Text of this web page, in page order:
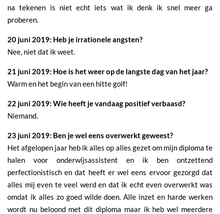
na tekenen is niet echt iets wat ik denk ik snel meer ga
proberen.
20 juni 2019: Heb je irrationele angsten?
Nee, niet dat ik weet.
21 juni 2019: Hoe is het weer op de langste dag van het jaar?
Warm en het begin van een hitte golf!
22 juni 2019: Wie heeft je vandaag positief verbaasd?
Niemand.
23 juni 2019: Ben je wel eens overwerkt geweest?
Het afgelopen jaar heb ik alles op alles gezet om mijn diploma te
halen voor onderwijsassistent en ik ben ontzettend
perfectionistisch en dat heeft er wel eens ervoor gezorgd dat
alles mij even te veel werd en dat ik echt even overwerkt was
omdat ik alles zo goed wilde doen. Alle inzet en harde werken
wordt nu beloond met dit diploma maar ik heb wel meerdere